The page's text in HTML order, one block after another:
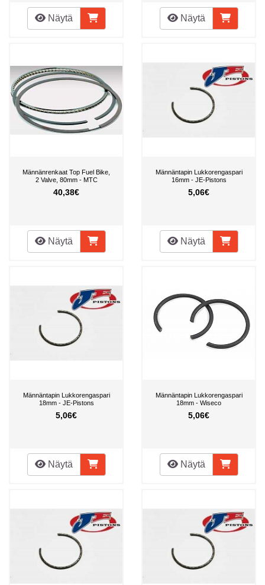
Näytä Näytä
Männänrenkaat Top Fuel Bike,
2 Valve, 80mm - MTC
40,38€
Näytä
Männäntapin Lukkorengaspari
16mm - JE-Pistons
5,06€
Näytä
Männäntapin Lukkorengaspari
18mm - JE-Pistons
5,06€
Näytä
Männäntapin Lukkorengaspari
18mm - Wiseco
5,06€
Näytä